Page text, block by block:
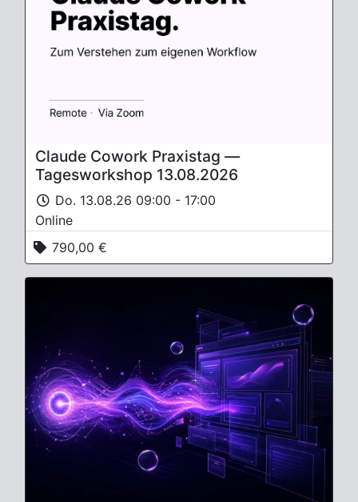
Claude Cowork Praxistag —
Tagesworkshop 13.08.2026
Do. 13.08.26 09:00 - 17:00
Online
790,00 €